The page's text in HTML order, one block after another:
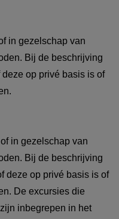
in gezelschap van
Bij de beschrijving
op privé basis is of
in gezelschap van
Bij de beschrijving
deze op privé basis is of
De excursies die
inbegrepen in het